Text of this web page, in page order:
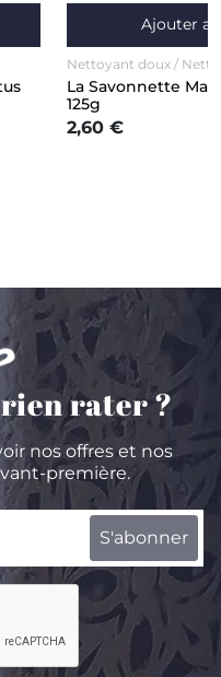
Ajouter
Nettoyant doux /
Multi-usages
La Savonnette
125g
2,60 €
rien rater ?
nos offres et nos
première.